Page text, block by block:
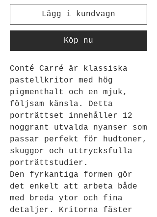
Lägg i kundvagn
Köp nu
Conté Carré är klassiska
pastellkritor med hög
pigmenthalt och en mjuk,
följsam känsla. Detta
porträttset innehåller 12
noggrant utvalda nyanser som
passar perfekt för hudtoner,
skuggor och uttrycksfulla
porträttstudier.
Den fyrkantiga formen gör
det enkelt att arbeta både
med breda ytor och fina
detaljer. Kritorna fäster